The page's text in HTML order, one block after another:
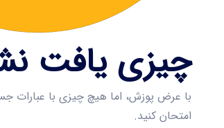
چیزی یافت
با عرض پوزش، اما هیچ چیزی با عبارات
امتحان کنید.